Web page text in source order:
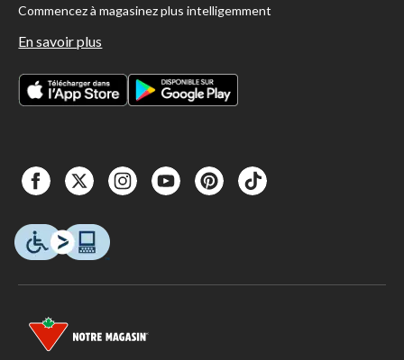
Commencez à magasinez plus intelligemment
En savoir plus